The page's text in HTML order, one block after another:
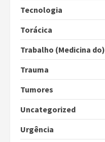
Tecnologia
Torácica
Trabalho (Medicina do)
Trauma
Tumores
Uncategorized
Urgência